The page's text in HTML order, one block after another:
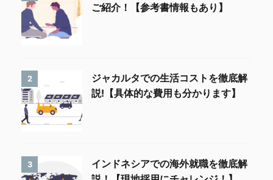
ご紹介！【参考書情報もあり】
2
ジャカルタでの生活コストを徹底解
説!【具体的な費用も分かります】
3
インドネシアでの海外就職を徹底解